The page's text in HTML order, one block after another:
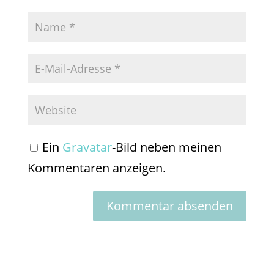
Ein Gravatar-Bild neben meinen
Kommentaren anzeigen.